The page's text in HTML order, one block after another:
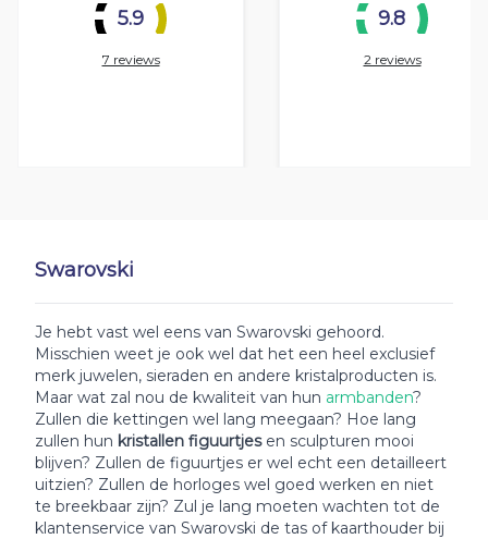
Swarovski
Je hebt vast wel eens van Swarovski gehoord.
Misschien weet je ook wel dat het een heel exclusief
merk juwelen, sieraden en andere kristalproducten is.
Maar wat zal nou de kwaliteit van hun armbanden?
Zullen die kettingen wel lang meegaan? Hoe lang
zullen hun kristallen figuurtjesen sculpturen mooi
blijven? Zullen de figuurtjes er wel echt een detailleert
uitzien? Zullen de horloges wel goed werken en niet
te breekbaar zijn? Zul je lang moeten wachten tot de
klantenservice van Swarovski de tas of kaarthouder bij
5.9
7 reviews
9.8
2 reviews